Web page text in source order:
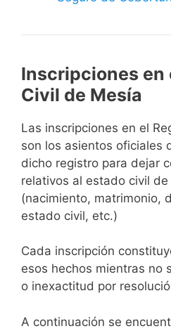
Inscripciones en
Civil de Mesía
Las inscripciones en el
son los asientos oficiales
dicho registro para dejar
relativos al estado civil
(nacimiento, matrimonio,
estado civil, etc.)
Cada inscripción
esos hechos mientras no
o inexactitud por
A continuación se